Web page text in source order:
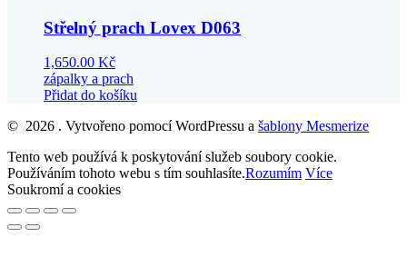
Střelný prach Lovex D063
1,650.00 Kč
zápalky a prach
Přidat do košíku
© 2026 . Vytvořeno pomocí WordPressu a šablony Mesmerize
Tento web používá k poskytování služeb soubory cookie.
Používáním tohoto webu s tím souhlasíte.Rozumím Více
Soukromí a cookies